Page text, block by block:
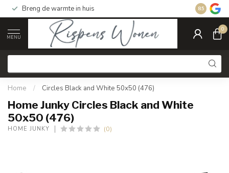
Breng de warmte in huis Gratis
8.5
MENU
0
Home / Circles Black and White 50x50 (476)
Home Junky Circles Black and White
50x50 (476)
HOME JUNKY (0)